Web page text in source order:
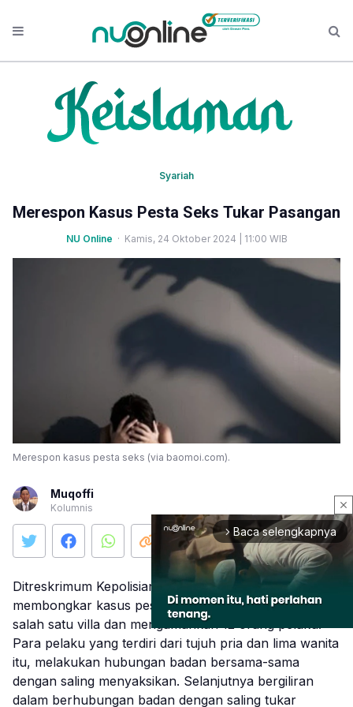
Syariah
Merespon Kasus Pesta Seks Tukar Pasangan
NU Online · Kamis, 24 Oktober 2024 | 11:00 WIB
Merespon kasus pesta seks (via baomoi.com).
Muqoffi
Kolumnis
Ditreskrimum Kepolisian Daerah Jawa Timur
membongkar kasus pesta seks tukar pasangan di
salah satu villa dan mengamankan 12 orang pelaku.
Para pelaku yang terdiri dari tujuh pria dan lima wanita
itu, melakukan hubungan badan bersama-sama
dengan saling menyaksikan. Selanjutnya bergiliran
dalam berhubungan badan dengan saling tukar
close
arrow_forward_ios Baca selengkapnya